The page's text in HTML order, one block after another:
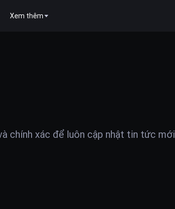
Xem thêm
chính xác để luôn cập nhật tin tức mới